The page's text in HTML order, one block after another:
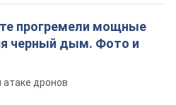
прогремели мощные
черный дым. Фото и
атаке дронов